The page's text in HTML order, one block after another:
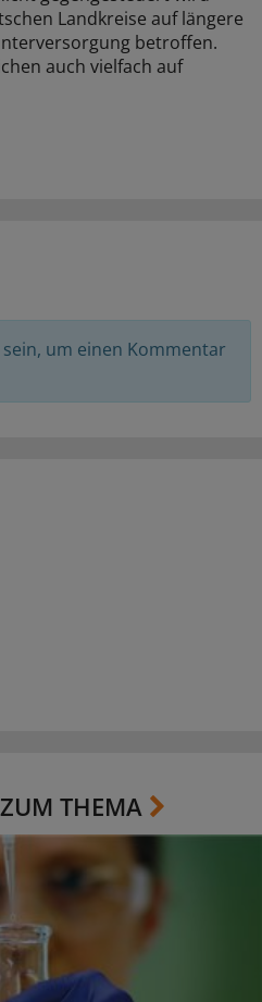
Landkreise auf längere
betroffen.
auch vielfach auf
um einen Kommentar
THEMA